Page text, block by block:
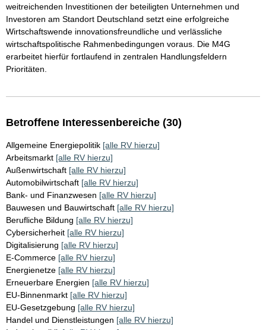
weitreichenden Investitionen der beteiligten Unternehmen und
Investoren am Standort Deutschland setzt eine erfolgreiche
Wirtschaftswende innovationsfreundliche und verlässliche
wirtschaftspolitische Rahmenbedingungen voraus. Die M4G
erarbeitet hierfür fortlaufend in zentralen Handlungsfeldern
Prioritäten.
Betroffene Interessenbereiche (30)
Allgemeine Energiepolitik [alle RV hierzu]
Arbeitsmarkt [alle RV hierzu]
Außenwirtschaft [alle RV hierzu]
Automobilwirtschaft [alle RV hierzu]
Bank- und Finanzwesen [alle RV hierzu]
Bauwesen und Bauwirtschaft [alle RV hierzu]
Berufliche Bildung [alle RV hierzu]
Cybersicherheit [alle RV hierzu]
Digitalisierung [alle RV hierzu]
E-Commerce [alle RV hierzu]
Energienetze [alle RV hierzu]
Erneuerbare Energien [alle RV hierzu]
EU-Binnenmarkt [alle RV hierzu]
EU-Gesetzgebung [alle RV hierzu]
Handel und Dienstleistungen [alle RV hierzu]